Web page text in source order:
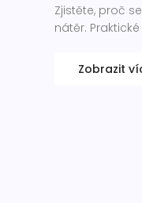
Zjistěte, proč
nátěr.
Zobrazit